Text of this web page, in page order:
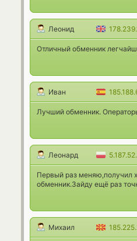
Леонид
Отличный обменник
Иван
Лучший обменник.
Леонард
Первый раз меняю,получил
обменник.Зайду ещё раз
Михаил